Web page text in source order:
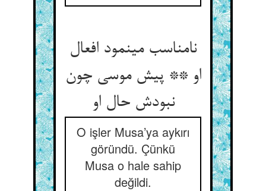
نامناسب می‏نمود افعال
او ** پیش موسی چون
نبودش حال او
O işler Musa’ya aykırı
göründü. Çünkü
Musa o hale sahip
değildi.